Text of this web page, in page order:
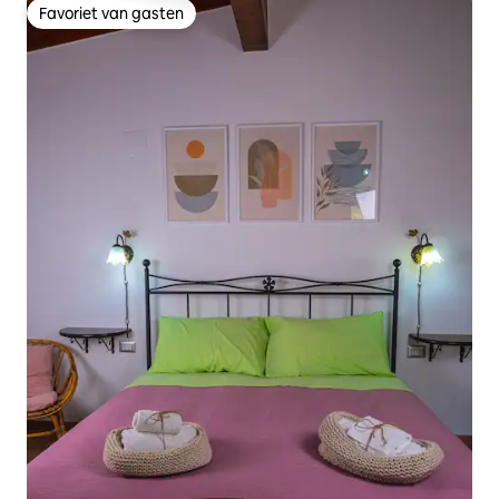
Favoriet van gasten
Favoriet van gasten